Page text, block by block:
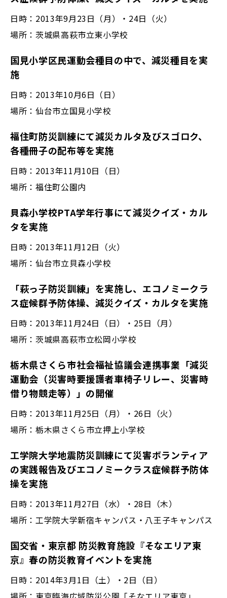
日時：2013年9月23日（月）・24日（火）
場所：茨城県高萩市立東小学校
国見小学区民運動会種目の中で、減災種目を実
施
日時：2013年10月6日（日）
場所：仙台市立国見小学校
福住町防災訓練にて減災カルタ及びスゴロク、
各種冊子の配布等を実施
日時：2013年11月10日（日）
場所：福住町公園内
貝森小学校PTA学年行事にて減災クイズ・カル
タを実施
日時：2013年11月12日（火）
場所：仙台市立貝森小学校
「萩っ子防災訓練」を実施し、エコノミークラ
ス症候群予防体操、減災クイズ・カルタを実施
日時：2013年11月24日（日）・25日（月）
場所：茨城県高萩市立松岡小学校
栃木県さくら市社会福祉協議会連携事業「減災
運動会（災害時要援護者車椅子リレー、災害時
借り物競走等）」の開催
日時：2013年11月25日（月）・26日（火）
場所：栃木県さくら市立押上小学校
工学院大学地震防災訓練にて災害ボランティア
の実践報告及びエコノミークラス症候群予防体
操を実施
日時：2013年11月27日（水）・28日（木）
場所：工学院大学新宿キャンパス・八王子キャンパス
国交省・東京都 防災教育施設『そなエリア東
京』春の防災教育イベントを実施
日時：2014年3月1日（土）・2日（日）